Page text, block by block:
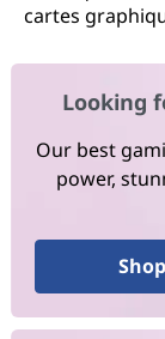
cartes
Looking
Our best
power,